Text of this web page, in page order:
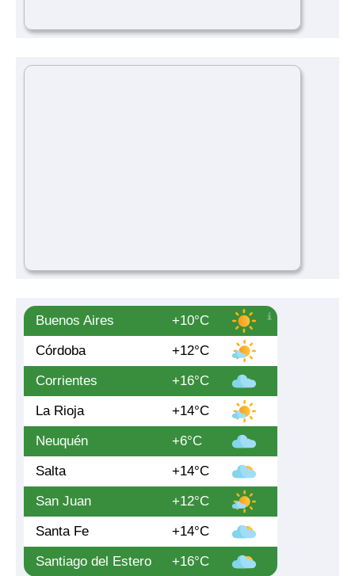
Buenos Aires
+10°C
Córdoba
+12°C
Corrientes
+16°C
La Rioja
+14°C
Neuquén
+6°C
Salta
+14°C
San Juan
+12°C
Santa Fe
+14°C
Santiago del Estero
+16°C